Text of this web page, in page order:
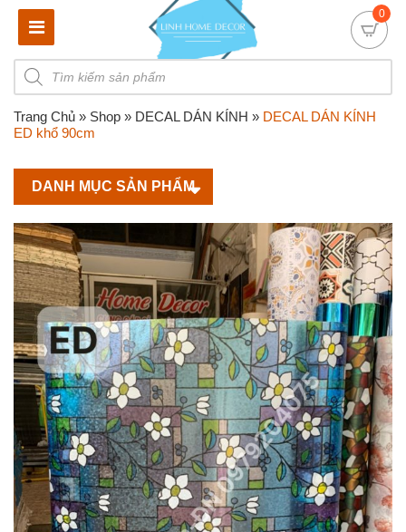
0
Products
search
Trang Chủ » Shop » DECAL DÁN KÍNH » DECAL DÁN KÍNH
ED khổ 90cm
DANH MỤC SẢN PHẨM